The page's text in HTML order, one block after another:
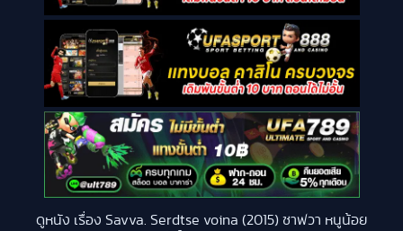
ดูหนัง เรื่อง Savva. Serdtse voina (2015) ซาฟวา หนูน้อย